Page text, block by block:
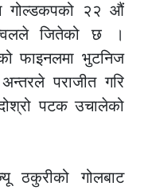
गोल्डकपको २२ औं
जितेको छ ।
फाइनलमा भुटनिज
पराजीत गरि
पटक उचालेको
ठकुरीको गोलबाट